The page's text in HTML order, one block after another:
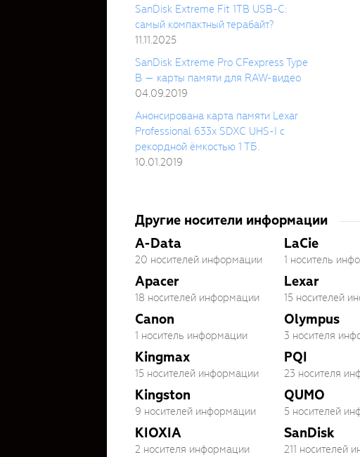
SanDisk Extreme Fit 1TB USB-C:
самый компактный терабайт?
11.11.2025
SanDisk Extreme Pro CFexpress Type
B — карты памяти для RAW-видео
04.09.2019
Анонсирована карта памяти Lexar
Professional 633x SDXC UHS-I с
рекордной ёмкостью 1 ТБ.
10.01.2019
Другие носители информации
A-Data
20 носителей информации
Apacer
18 носителей информации
Canon
1 носитель информации
Kingmax
15 носителей информации
Kingston
9 носителей информации
KIOXIA
2 носителя информации
LaCie
1 носитель
Lexar
15 носителей
Olympus
3 носителя
PQI
23 носителя
QUMO
5 носителей
SanDisk
211 носителей